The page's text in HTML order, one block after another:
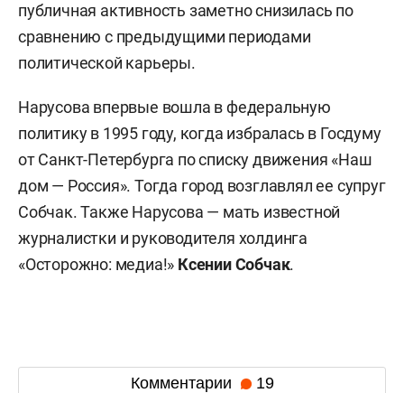
публичная активность заметно снизилась по
сравнению с предыдущими периодами
политической карьеры.
Нарусова впервые вошла в федеральную
политику в 1995 году, когда избралась в Госдуму
от Санкт-Петербурга по списку движения «Наш
дом — Россия». Тогда город возглавлял ее супруг
Собчак. Также Нарусова — мать известной
журналистки и руководителя холдинга
«Осторожно: медиа!» Ксении Собчак.
Комментарии 19